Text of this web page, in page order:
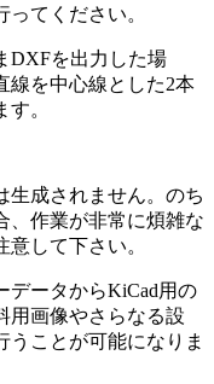
てください。
DXFを出力した場
線を中心線とした2本
。
生成されません。のち
、作業が非常に煩雑な
して下さい。
データからKiCad用の
用画像やさらなる設
うことが可能になりま